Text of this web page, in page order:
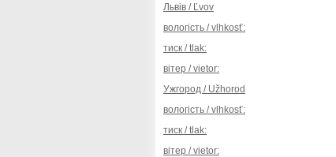
Львів / Ľvov
вологість / vlhkosť:
тиск / tlak:
вітер / vietor:
Ужгород / Užhorod
вологість / vlhkosť:
тиск / tlak:
вітер / vietor: